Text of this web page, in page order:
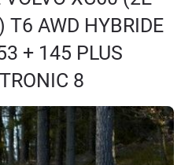
T6 AWD HYBRIDE
+ 145 PLUS
8